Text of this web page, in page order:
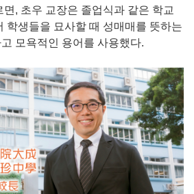
, 초우 교장은 졸업식과 같은 학교
학생들을 묘사할 때 성매매를 뜻하는
모욕적인 용어를 사용했다.